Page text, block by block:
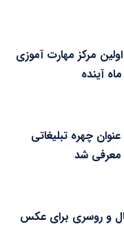
اولین مرکز مهارت آموزی
آینده
چهره تبلیغاتی
معرفی شد
و روسری برای عکس